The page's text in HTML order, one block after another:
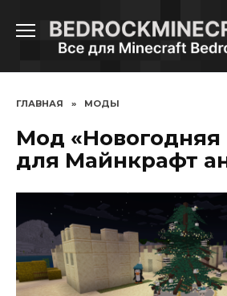
содержанию
ГЛАВНАЯ » МОДЫ
Мод «Новогодняя
для Майнкрафт